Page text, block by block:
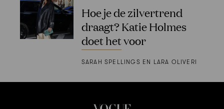
Hoe je de zilvertrend
draagt? Katie Holmes
doet het voor
SARAH SPELLINGS EN LARA OLIVERI